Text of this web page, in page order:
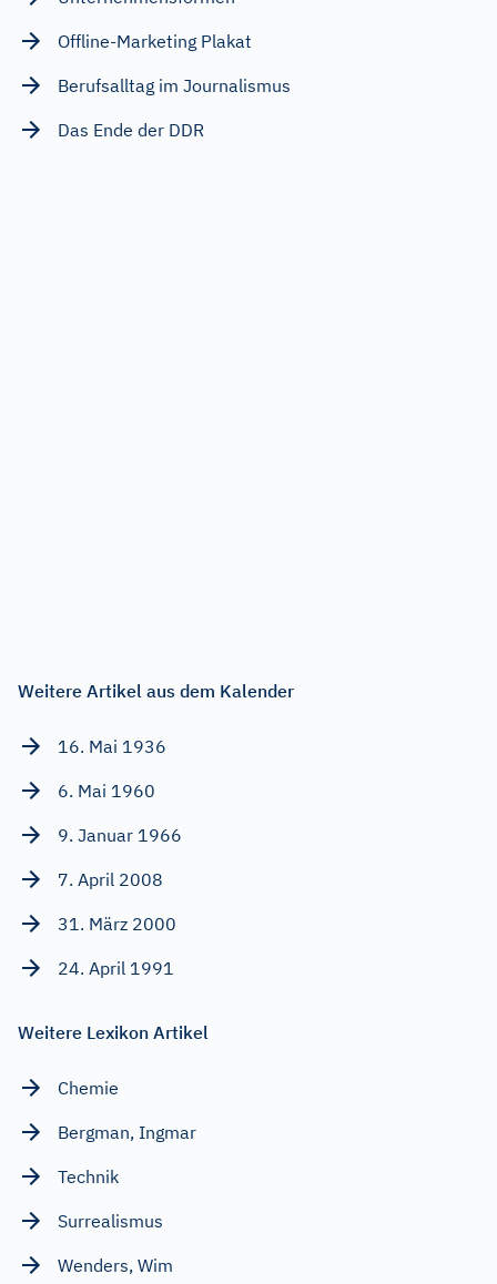
Offline-Marketing Plakat
Berufsalltag im Journalismus
Das Ende der DDR
Weitere Artikel aus dem Kalender
16. Mai 1936
6. Mai 1960
9. Januar 1966
7. April 2008
31. März 2000
24. April 1991
Weitere Lexikon Artikel
Chemie
Bergman, Ingmar
Technik
Surrealismus
Wenders, Wim